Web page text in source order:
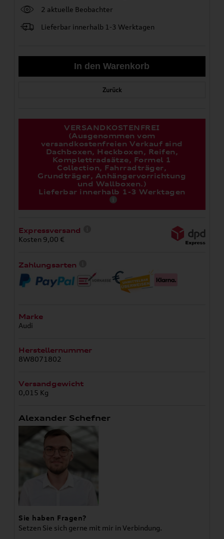
2 aktuelle Beobachter
Lieferbar innerhalb 1-3 Werktagen
Zurück
VERSANDKOSTENFREI
(Ausgenommen vom
versandkostenfreien Verkauf sind
Dachboxen, Heckboxen, Reifen,
Komplettradsätze, Formel 1
Collection, Fahrradträger,
Grundträger, Anhängervorrichtung
und Wallboxen.)
Lieferbar innerhalb 1-3 Werktagen
Expressversand
Kosten 9,00 €
Zahlungsarten
Marke
Audi
Herstellernummer
8W8071802
Versandgewicht
0,015 Kg
Alexander Schefner
Sie haben Fragen?
Setzen Sie sich gerne mit mir in Verbindung.